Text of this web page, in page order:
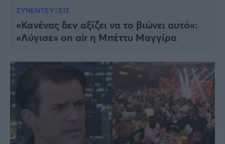
ΣΥΝΕΝΤΕΥΞΕΙΣ
«Κανένας δεν αξίζει να το βιώνει αυτό»:
«Λύγισε» on air η Μπέττυ Μαγγίρα